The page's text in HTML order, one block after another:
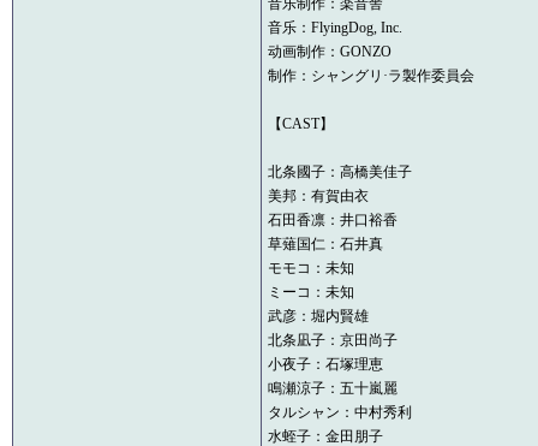
音乐制作：楽音舎
音乐：FlyingDog, Inc.
动画制作：GONZO
制作：シャングリ·ラ製作委員会
【CAST】
北条國子：高橋美佳子
美邦：有賀由衣
石田香凛：井口裕香
草薙国仁：石井真
モモコ：未知
ミーコ：未知
武彦：堀内賢雄
北条凪子：京田尚子
小夜子：石塚理恵
鳴瀬涼子：五十嵐麗
タルシャン：中村秀利
水蛭子：金田朋子